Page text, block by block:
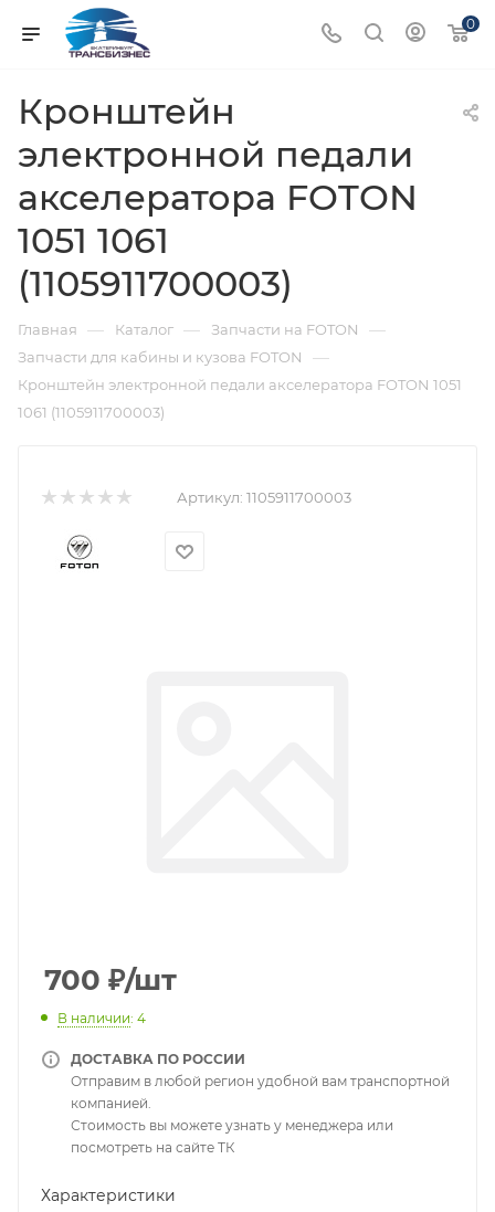
0
Кронштейн
электронной педали
акселератора FOTON
1051 1061
(1105911700003)
Главная — Каталог — Запчасти на FOTON —
Запчасти для кабины и кузова FOTON —
Кронштейн электронной педали акселератора FOTON 1051
1061 (1105911700003)
Артикул: 1105911700003
700 ₽/шт
В наличии: 4
ДОСТАВКА ПО РОССИИ
Отправим в любой регион удобной вам транспортной
компанией.
Стоимость вы можете узнать у менеджера или
посмотреть на сайте ТК
Характеристики